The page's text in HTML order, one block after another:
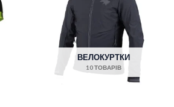
ВЕЛОКУРТКИ
10 ТОВАРІВ